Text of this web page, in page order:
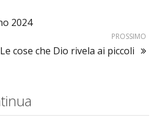
2024
PROSSIMO
Le cose che Dio rivela ai piccoli